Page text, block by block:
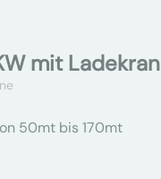
mit Ladekran
50mt bis 170mt